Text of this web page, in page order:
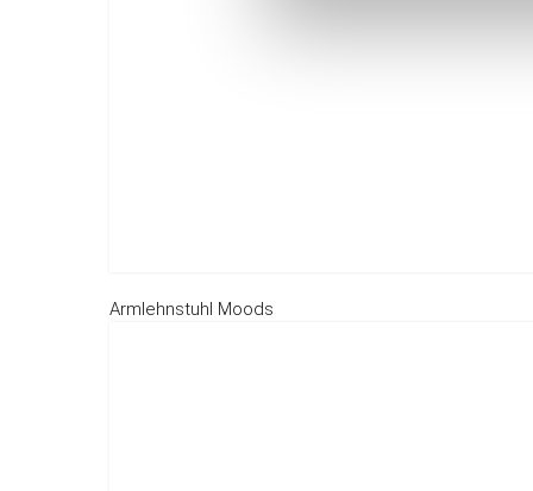
Armlehnstuhl Moods